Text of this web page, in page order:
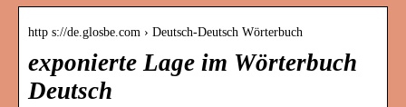
http s://de.glosbe.com › Deutsch-Deutsch Wörterbuch
exponierte Lage im Wörterbuch
Deutsch